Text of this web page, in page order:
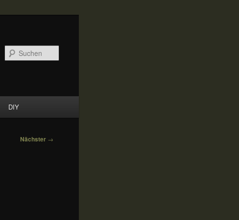
DIY
Nächster →